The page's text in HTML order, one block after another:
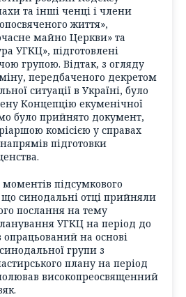
та інші ченці і члени
життя»,
майно Церкви» та
УГКЦ», підготовлені
групою. Відтак, з огляду
передбаченого декретом
ситуації в Україні, було
Концепцію екуменічної
було прийнято документ,
комісією у справах
підготовки
підсумкового
що синодальні отці прийняли
послання на тему
УГКЦ на період до
опрацьований на основі
групи з
плану на період
високопреосвященний